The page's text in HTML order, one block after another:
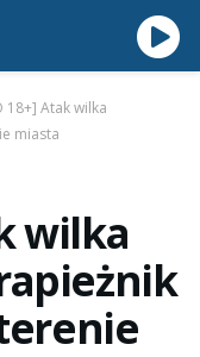
18+] Atak wilka
miasta
wilka